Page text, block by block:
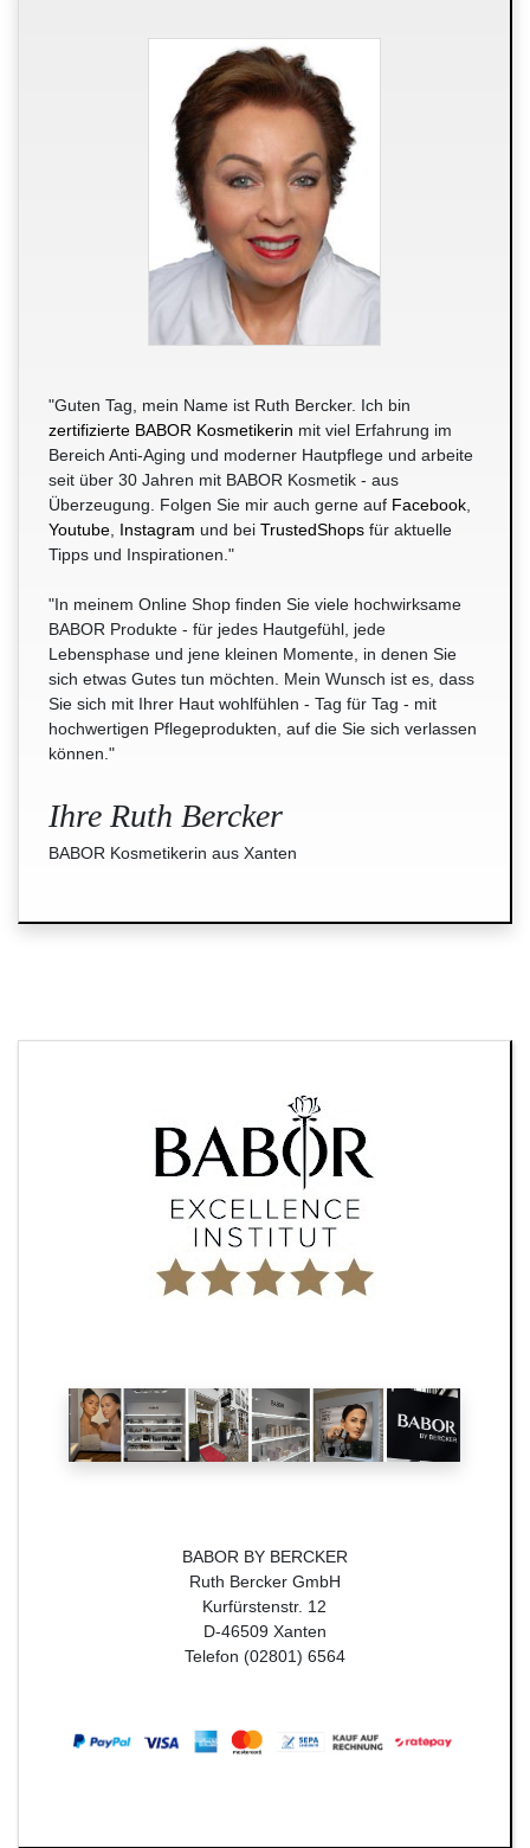
"Guten Tag, mein Name ist Ruth Bercker. Ich bin
zertifizierte BABOR Kosmetikerin mit viel Erfahrung im
Bereich Anti-Aging und moderner Hautpflege und arbeite
seit über 30 Jahren mit BABOR Kosmetik - aus
Überzeugung. Folgen Sie mir auch gerne auf Facebook
Youtube Instagram und bei TrustedShops für aktuelle
Tipps und Inspirationen."
"In meinem Online Shop finden Sie viele hochwirksame
BABOR Produkte - für jedes Hautgefühl, jede
Lebensphase und jene kleinen Momente, in denen Sie
sich etwas Gutes tun möchten. Mein Wunsch ist es, dass
Sie sich mit Ihrer Haut wohlfühlen - Tag für Tag - mit
hochwertigen Pflegeprodukten, auf die Sie sich verlassen
können."
Ihre Ruth Bercker
BABOR Kosmetikerin aus Xanten
BABOR BY BERCKER
Ruth Bercker GmbH
Kurfürstenstr. 12
D-46509 Xanten
Telefon (02801) 6564